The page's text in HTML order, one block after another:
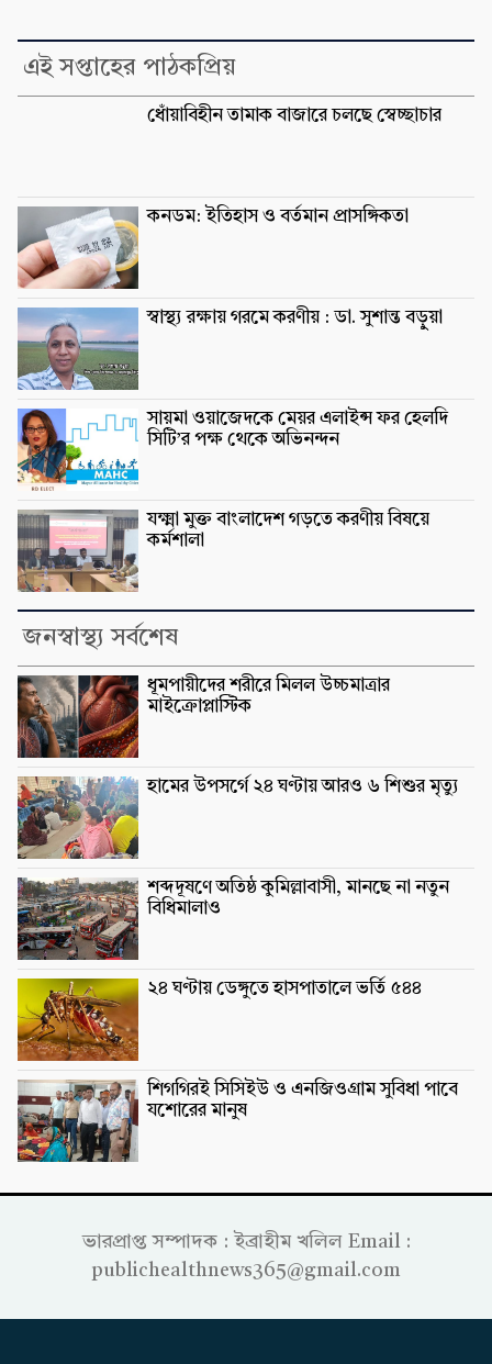
এই সপ্তাহের পাঠকপ্রিয়
ধোঁয়াবিহীন তামাক বাজারে চলছে স্বেচ্ছাচার
কনডম: ইতিহাস ও বর্তমান প্রাসঙ্গিকতা
স্বাস্থ্য রক্ষায় গরমে করণীয় : ডা. সুশান্ত বড়ুুয়া
সায়মা ওয়াজেদকে মেয়র এলাইন্স ফর হেলদি
সিটি’র পক্ষ থেকে অভিনন্দন
যক্ষ্মা মুক্ত বাংলাদেশ গড়তে করণীয় বিষয়ে
কর্মশালা
জনস্বাস্থ্য সর্বশেষ
ধূমপায়ীদের শরীরে মিলল উচ্চমাত্রার
মাইক্রোপ্লাস্টিক
হামের উপসর্গে ২৪ ঘণ্টায় আরও ৬ শিশুর মৃত্যু
শব্দদূষণে অতিষ্ঠ কুমিল্লাবাসী, মানছে না নতুন
বিধিমালাও
২৪ ঘণ্টায় ডেঙ্গুতে হাসপাতালে ভর্তি ৫৪৪
শিগগিরই সিসিইউ ও এনজিওগ্রাম সুবিধা পাবে
যশোরের মানুষ
ভারপ্রাপ্ত সম্পাদক : ইব্রাহীম খলিল Email :
publichealthnews365@gmail.com